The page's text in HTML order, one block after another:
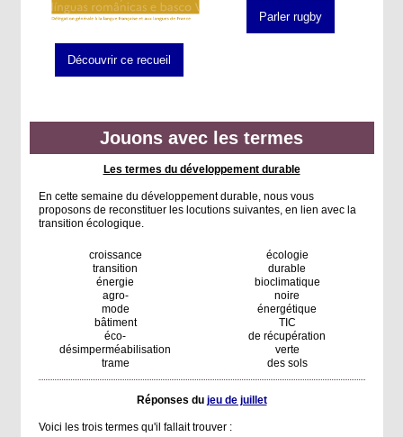
Découvrir ce recueil
Parler rugby
Jouons avec les termes
Les termes du développement durable
En cette semaine du développement durable, nous vous
proposons de reconstituer les locutions suivantes, en lien avec la
transition écologique.
croissance
transition
énergie
agro-
mode
bâtiment
éco-
désimperméabilisation
trame
écologie
durable
bioclimatique
noire
énergétique
TIC
de récupération
verte
des sols
Réponses du jeu de juillet
Voici les trois termes qu'il fallait trouver :